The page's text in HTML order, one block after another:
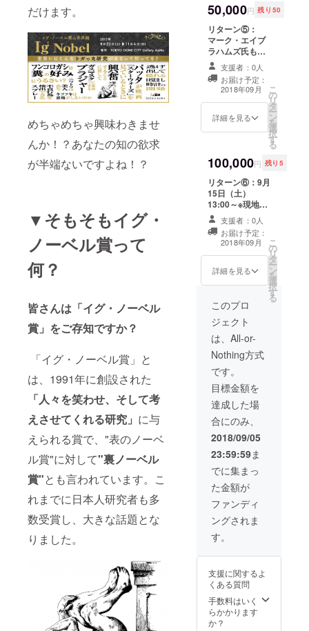
だけます。
めちゃめちゃ興味わきませ
んか！？あなたの知の欲求
が半端ないですよね！？
▼そもそもイグ・
ノーベル賞って
何？
皆さんは「イグ・ノーベル
賞」をご存知ですか？
「イグ・ノーベル賞」と
は、1991年に創設された
「人々を笑わせ、そして考
えさせてくれる研究」 に与
えられる賞で、"表のノーベ
ル賞"に対して"裏ノーベル
賞"とも言われています。こ
れまでに日本人研究者も多
数受賞し、大きな話題とな
りました。
ト1枚 ・1999年
にイグノーベル
健康管理賞を受
賞したブロンス
キーの「出産補
助装置」という
非常に重要な研
究の設計図をデ
ザインしたクリ
示会内での販売
クリアファイル
インとなりま
す。 ※記載して
欲しいお名前を
備考欄に記入し
てください。 ※
希望のお名前が
無い場合、公序
切と判断した場
合は、
カウント名で記
載致します。
50,000円 残り50
リターン⑤：
マーク・エイブ
ラハムズ氏も参
加する9月21日
「イグ・ノーベ
ル賞の世界展」
特別内覧会ご招
待 さらに！ ・展
覧会内にSpecial
す。 ・イグ・
ノーベル賞の世
界展オリジナル
ZINE ・イグノー
ベル賞の世界展
期間中フリー入
場チケット1枚
・1999年にイグ
ノーベル健康管
ブロンスキーの
「出産補助装
に重要な研究の
設計図をデザイ
ンしたクリア
ファイル ※展示
会内での販売ク
リアファイルと
デザインが異
なった限定デザ
インとなりま
す。 も含みま
す。 ※記載して
欲しいお名前を
備考欄に記入し
てください。 ※
希望のお名前が
無い場合、公序
良俗に反する場
合、 当方が不適
切と判断した場
合は、
CAMPFIREのア
カウント名で記
支援者：0人
お届け予定：
2018年09月
詳細を見る
こ
の
リ
タ
ー
ン
を
選
択
す
る
100,000円 残り5
リターン⑥：9月
15日（土）
13:00～※現地時
間に米国MITの
大教室で行われ
るイグ・ノーベ
ル賞の講演会へ
の参加権 お席確
保・イグ・ノー
エイブラハムズ
（注：旅費宿泊
費等の諸経費は
泊費等の諸経費
は自費となりま
す。プロジェク
ト達成後にMIT
での講演会に参
加の詳細をご連
絡します。プロ
ジェクト終了か
備期間が短いこ
とを予めご了承
ください。渡航
に関わる事前準
備等はご自身に
す。 さらに！ ・
展覧会内に
Special Thanks
のクレジットを
載せさせていた
だきます。 ・イ
グ・ノーベル賞
の世界展オリジ
ナルZINE ・イグ
ノーベル賞の世
支援者：0人
お届け予定：
2018年09月
詳細を見る
こ
の
リ
タ
ー
ン
を
選
択
す
る
このプロ
ジェクト
は、All-or-
Nothing方式
です。
目標金額を
達成した場
合にのみ、
2018/09/05
23:59:59ま
でに集まっ
た金額が
ファンディ
ングされま
す。
支援に関するよ
くある質問
手数料はいく
らかかります
か？